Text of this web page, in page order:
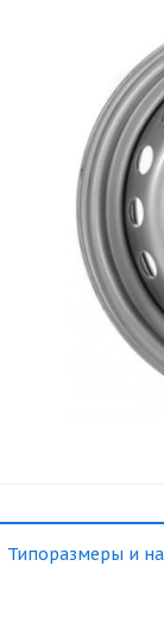
Типоразмеры и